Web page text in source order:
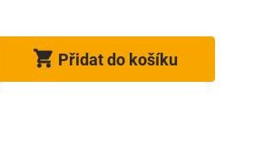
Přidat do košíku